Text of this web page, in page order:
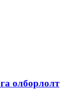
олборлолт